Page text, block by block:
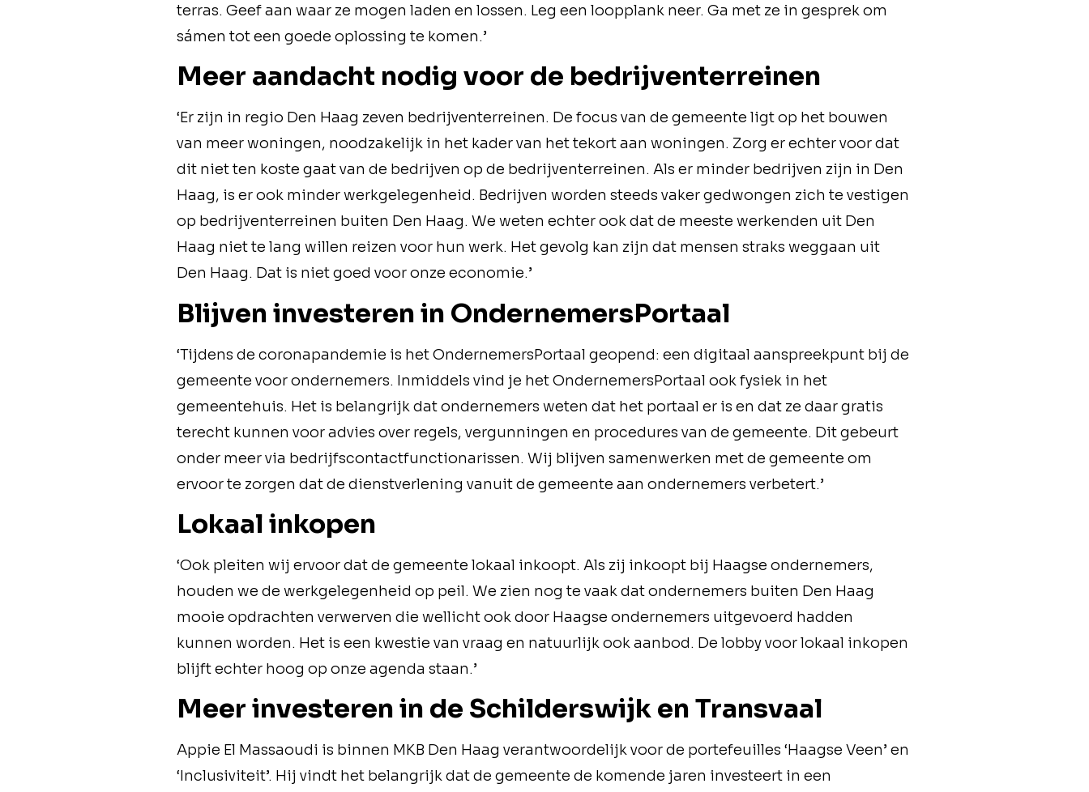
terras. Geef aan waar ze mogen laden en lossen. Leg een loopplank neer. Ga met ze in gesprek om
sámen tot een goede oplossing te komen.’
Meer aandacht nodig voor de bedrijventerreinen
‘Er zijn in regio Den Haag zeven bedrijventerreinen. De focus van de gemeente ligt op het bouwen
van meer woningen, noodzakelijk in het kader van het tekort aan woningen. Zorg er echter voor dat
dit niet ten koste gaat van de bedrijven op de bedrijventerreinen. Als er minder bedrijven zijn in Den
Haag, is er ook minder werkgelegenheid. Bedrijven worden steeds vaker gedwongen zich te vestigen
op bedrijventerreinen buiten Den Haag. We weten echter ook dat de meeste werkenden uit Den
Haag niet te lang willen reizen voor hun werk. Het gevolg kan zijn dat mensen straks weggaan uit
Den Haag. Dat is niet goed voor onze economie.’
Blijven investeren in OndernemersPortaal
‘Tijdens de coronapandemie is het OndernemersPortaal geopend: een digitaal aanspreekpunt bij de
gemeente voor ondernemers. Inmiddels vind je het OndernemersPortaal ook fysiek in het
gemeentehuis. Het is belangrijk dat ondernemers weten dat het portaal er is en dat ze daar gratis
terecht kunnen voor advies over regels, vergunningen en procedures van de gemeente. Dit gebeurt
onder meer via bedrijfscontactfunctionarissen. Wij blijven samenwerken met de gemeente om
ervoor te zorgen dat de dienstverlening vanuit de gemeente aan ondernemers verbetert.’
Lokaal inkopen
‘Ook pleiten wij ervoor dat de gemeente lokaal inkoopt. Als zij inkoopt bij Haagse ondernemers,
houden we de werkgelegenheid op peil. We zien nog te vaak dat ondernemers buiten Den Haag
mooie opdrachten verwerven die wellicht ook door Haagse ondernemers uitgevoerd hadden
kunnen worden. Het is een kwestie van vraag en natuurlijk ook aanbod. De lobby voor lokaal inkopen
blijft echter hoog op onze agenda staan.’
Meer investeren in de Schilderswijk en Transvaal
Appie El Massaoudi is binnen MKB Den Haag verantwoordelijk voor de portefeuilles ‘Haagse Veen’ en
‘Inclusiviteit’. Hij vindt het belangrijk dat de gemeente de komende jaren investeert in een